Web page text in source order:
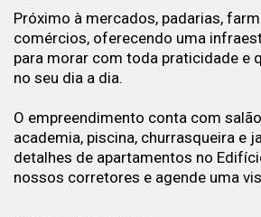
Próximo à mercados, padarias,
comércios, oferecendo uma
para morar com toda praticidade e
no seu dia a dia.
O empreendimento conta com
academia, piscina, churrasqueira e
detalhes de apartamentos no
nossos corretores e agende uma